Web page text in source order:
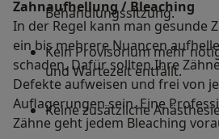
Behandlungssitzung.
Kein Provisorium mehr
und Wartezeit entfällt.
Keine zusätzliche
Zahnaufhellung / Bleaching
In der Regel kann man gesunde
ein bis mehrere Nuancen
schaden. Dafür sollten Ihre
Defekte aufweisen und frei von
Auflagerungen sein. Eine
Zähne geht jedem Bleaching